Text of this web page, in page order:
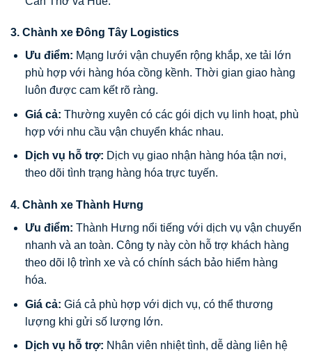
3. Chành xe Đông Tây Logistics
Ưu điểm: Mạng lưới vận chuyển rộng khắp, xe tải lớn
phù hợp với hàng hóa cồng kềnh. Thời gian giao hàng
luôn được cam kết rõ ràng.
Giá cả: Thường xuyên có các gói dịch vụ linh hoạt, phù
hợp với nhu cầu vận chuyển khác nhau.
Dịch vụ hỗ trợ: Dịch vụ giao nhận hàng hóa tận nơi,
theo dõi tình trạng hàng hóa trực tuyến.
4. Chành xe Thành Hưng
Ưu điểm: Thành Hưng nổi tiếng với dịch vụ vận chuyển
nhanh và an toàn. Công ty này còn hỗ trợ khách hàng
theo dõi lộ trình xe và có chính sách bảo hiểm hàng
hóa.
Giá cả: Giá cả phù hợp với dịch vụ, có thể thương
lượng khi gửi số lượng lớn.
Dịch vụ hỗ trợ: Nhân viên nhiệt tình, dễ dàng liên hệ